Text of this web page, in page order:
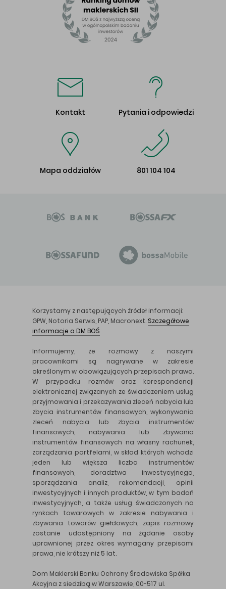
Kontakt Pytania i odpowiedzi
Mapa oddziałów 801 104 104
Korzystamy z następujących źródeł informacji:
GPW, Notoria Serwis, PAP, Macronext. Szczegółowe
informacje o DM BOŚ
Informujemy, że rozmowy z naszymi
pracownikami są nagrywane w zakresie
określonym w obowiązujących przepisach prawa.
W przypadku rozmów oraz korespondencji
elektronicznej związanych ze świadczeniem usług
przyjmowania i przekazywania zleceń nabycia lub
zbycia instrumentów finansowych, wykonywania
zleceń nabycia lub zbycia instrumentów
finansowych, nabywania lub zbywania
instrumentów finansowych na własny rachunek,
zarządzania portfelami, w skład których wchodzi
jeden lub większa liczba instrumentów
finansowych, doradztwa inwestycyjnego,
sporządzania analiz, rekomendacji, opinii
inwestycyjnych i innych produktów, w tym badań
inwestycyjnych, a także usług świadczonych na
rynkach towarowych w zakresie nabywania i
zbywania towarów giełdowych, zapis rozmowy
zostanie udostępniony na żądanie osoby
uprawnionej przez okres wymagany przepisami
prawa, nie krótszy niż 5 lat.
Dom Maklerski Banku Ochrony Środowiska Spółka
Akcyjna z siedzibą w Warszawie, 00-517 ul.